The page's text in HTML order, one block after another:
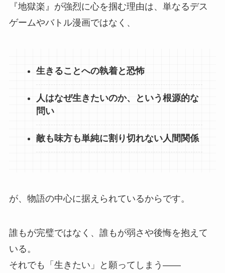
『地獄楽』が強烈に心を掴む理由は、単なるデス
ゲームやバトル漫画ではなく、
生きることへの執着と恐怖
人はなぜ生きたいのか、という根源的な
問い
敵も味方も単純に割り切れない人間関係
が、物語の中心に据えられているからです。
誰もが完璧ではなく、誰もが弱さや後悔を抱えて
いる。
それでも「生きたい」と願ってしまう――